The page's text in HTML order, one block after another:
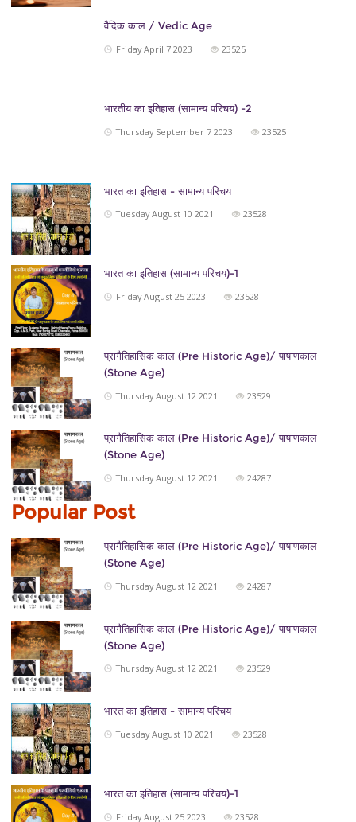
वैदिक काल / Vedic Age
Friday April 7 2023
23525
भारतीय का इतिहास (सामान्य परिचय) -2
Thursday September 7 2023
23525
भारत का इतिहास - सामान्य परिचय
Tuesday August 10 2021
23528
भारत का इतिहास (सामान्य परिचय)-1
Friday August 25 2023
23528
प्रागैतिहासिक काल (Pre Historic Age)/ पाषाणकाल
(Stone Age)
Thursday August 12 2021
23529
प्रागैतिहासिक काल (Pre Historic Age)/ पाषाणकाल
(Stone Age)
Thursday August 12 2021
24287
Popular Post
प्रागैतिहासिक काल (Pre Historic Age)/ पाषाणकाल
(Stone Age)
Thursday August 12 2021
24287
प्रागैतिहासिक काल (Pre Historic Age)/ पाषाणकाल
(Stone Age)
Thursday August 12 2021
23529
भारत का इतिहास - सामान्य परिचय
Tuesday August 10 2021
23528
भारत का इतिहास (सामान्य परिचय)-1
Friday August 25 2023
23528